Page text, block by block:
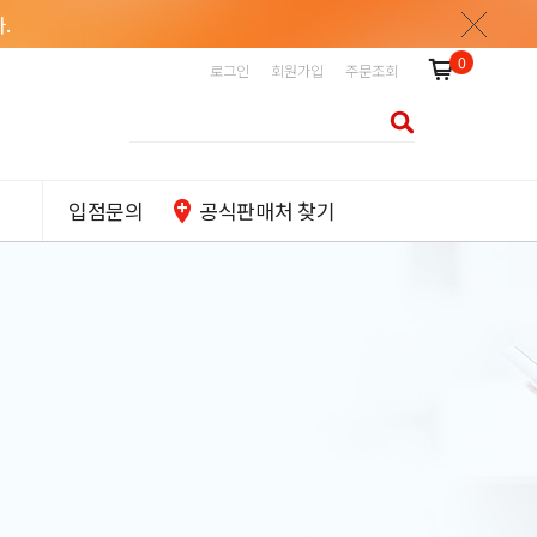
.
로그인 회원가입 주문조회 0
입점문의 공식판매처 찾기